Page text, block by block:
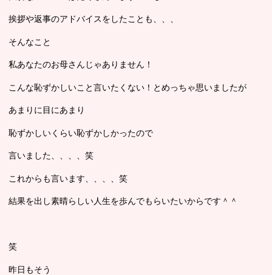
挨拶や返事のアドバイスをしたことも、、、
そんなこと
私あなたのお母さんじゃありません！
こんな恥ずかしいこと言いたくない！とめっちゃ思いましたが
あまりに目にあまり
恥ずかしいくらい恥ずかしかったので
言いました、、、、笑
これからも言います、、、、笑
結果を出し素晴らしい人生を歩んでもらいたいからです＾＾
笑
昨日もそう